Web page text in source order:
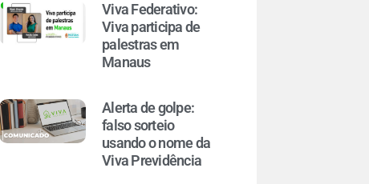
Viva Federativo:
Viva participa de
palestras em
Manaus
Alerta de golpe:
falso sorteio
usando o nome da
Viva Previdência